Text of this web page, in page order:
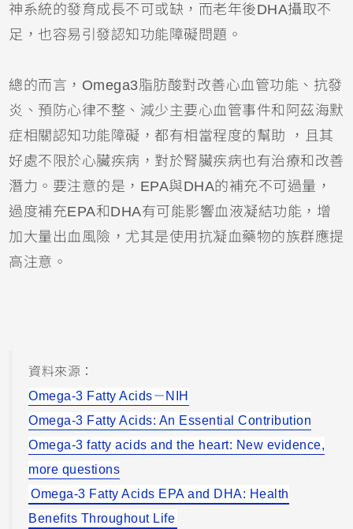
神系統的發育成長不可或缺，而老年後DHA攝取不
足，也容易引發認知功能障礙問題。
總的而言，Omega3脂肪酸對改善心血管功能、抗發
炎、預防心律不整、減少主要心血管事件和阿茲海默
症相關認知功能障礙，都有相當程度的幫助 ，且其
好處不限於心臟疾病，對於腎臟疾病也有治療和改善
潛力。要注意的是，EPA與DHA的補充不可過量，
過度補充EPA和DHA有可能影響血液凝結功能，增
加大量出血風險，尤其是使用抗凝血藥物的族群應提
高注意。
資料來源：
Omega-3 Fatty Acids－NIH
Omega-3 Fatty Acids: An Essential Contribution
Omega-3 fatty acids and the heart: New evidence,
more questions
Omega-3 Fatty Acids EPA and DHA: Health
Benefits Throughout Life